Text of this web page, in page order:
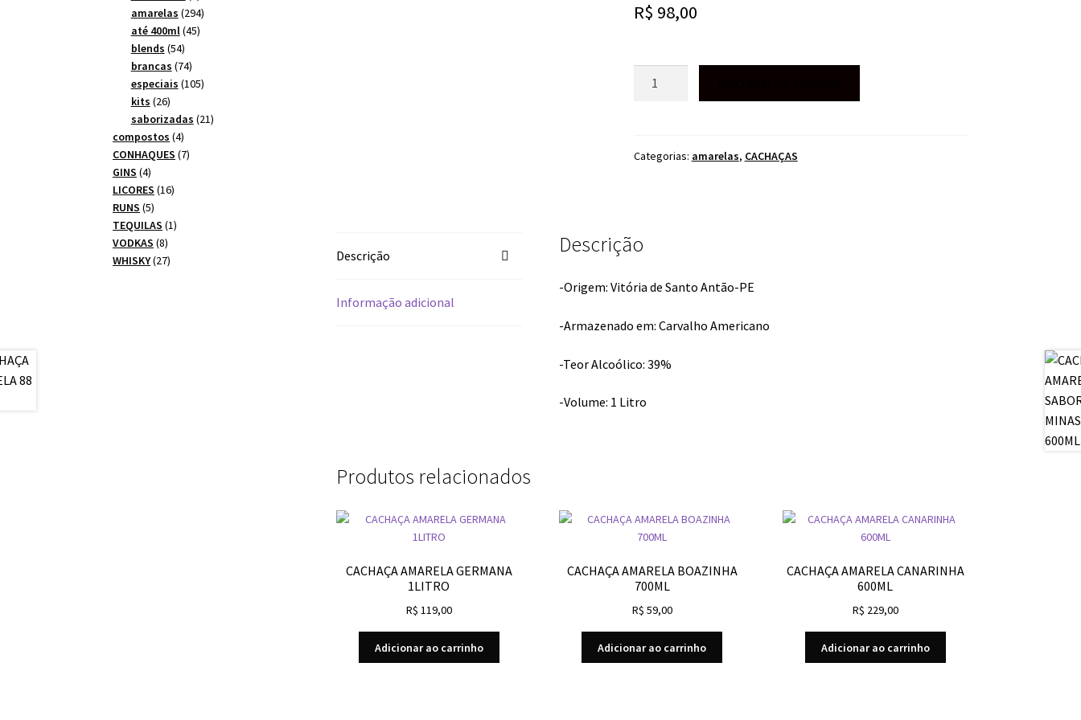
R$ 98,00
1LITRO
Categorias: amarelas, CACHAÇAS
Descrição
Informação adicional
Descrição
-Origem: Vitória de Santo Antão-PE
-Armazenado em: Carvalho Americano
-Teor Alcoólico: 39%
-Volume: 1 Litro
Produtos relacionados
CACHAÇA AMARELA GERMANA
1LITRO
R$ 119,00
Adicionar ao carrinho
CACHAÇA AMARELA BOAZINHA
700ML
R$ 59,00
Adicionar ao carrinho
CACHAÇA AMARELA CANARINHA
600ML
R$ 229,00
Adicionar ao carrinho
produtos
amarelas 294294
até 400ml 4545
blends 5454
produtos
brancas 7474
produtos
especiais 105105
kits 2626
produtos
saborizadas 2121
compostos 44
produtos
CONHAQUES 77
GINS 44
produtos
LICORES 1616
RUNS 55
produtos
TEQUILAS 11
VODKAS 88
produtos
WHISKY 2727